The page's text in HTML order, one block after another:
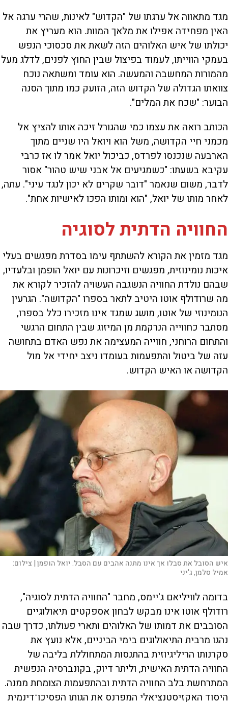
מגד מתאווה אל ערגתו של "הקדוש" לאינות, שהרי ערגה אל
האין מפחידה אפילו את מלאך המוות. הוא מעריץ את
יכולתו של איש האלוהים הזה לשאת את סכסוכי הנפש
בעמקי הווייתו, לעמוד בפיצול שבין החוץ לפנים, לדלג מעל
מהמורות המחשבה והמעשה. הוא עומד ומשתאה נוכח
צוואתו הגדולה של הקדוש הזה, הזועק כמו מתוך הסנה
הבוער: "שכח את המלים".
הכותב רואה את עצמו כמי שהגורל זיכה אותו להציץ אל
מכמני חיי הקדושה, משל הוא ויואל היו שניים מתוך
הארבעה שנכנסו לפרדס, כביכול יואל אמר לו אז כרבי
עקיבא בשעתו: "כשמגיעים אל אבני שיש טהור" אסור
לדבר, משום שנאמר "דובר שקרים לא יכון לנגד עיני". עתה,
לאחר מותו של יואל, "הוא ומותו הפכו לאישיות אחת".
החוויה הדתית לסוגיה
מגד מזמין את הקורא להשתתף עימו בסדרת מפגשים בעלי
איכות נומינוזית, מפגשים וזיכרונות עם יואל הופמן ובלעדיו,
שבהם נולדת החוויה הנשגבה העשויה להזכיר לקורא את
מה שרודולף אוטו היטיב לתאר בספרו "הקדושה". הגרעין
הנומינוזי של אוטו, מושג שמגד אינו מזכירו כלל בספרו,
מסתבר כחווייה הנרקמת מן המיזוג שבין התחום הרגשי
והתחום הרוחני, חווייה המעצימה את נפש האדם בתחושה
עזה של ביטול והתפעמות בעומדו ניצב יחידי אל מול
הקדושה או האיש הקדוש.
איש הסובל את סבלו אך אינו מתנה אהבים עם הסבל. יואל הופמן | צילום:
אמיל סלמן, ג'יני
בדומה לוויליאם ג'יימס, מחבר "החוויה הדתית לסוגיה",
רודולף אוטו אינו מבקש לבחון אספקטים תיאולוגיים
הסובבים את דמותו של האלוהים ותארי פעולתו, כדרך שבה
נהגו מרבית התיאולוגים בימי הביניים, אלא נועץ את
סקרנותו הריליגיוזית בהתנסות המתחוללת בליבה של
החוויה הדתית האישית, וליתר דיוק, בקונברסיה הנפשית
המתרחשת בלב החוויה הדתית ובהתפעמות הצומחת ממנה.
היסוד האקזיסטנציאלי המפרנס את הגותו הפסיכו־דינמית